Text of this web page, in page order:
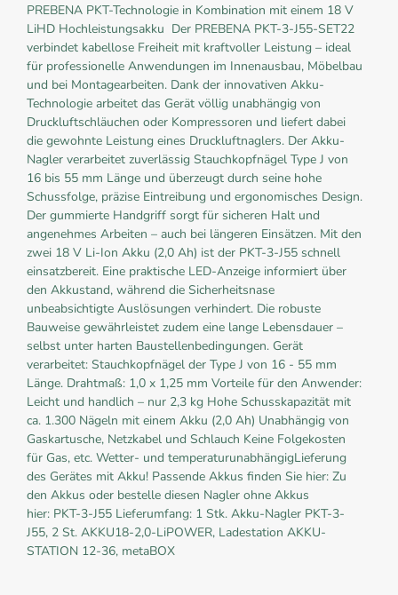
PREBENA PKT-Technologie in Kombination mit einem 18 V
LiHD Hochleistungsakku Der PREBENA PKT-3-J55-SET22
verbindet kabellose Freiheit mit kraftvoller Leistung – ideal
für professionelle Anwendungen im Innenausbau, Möbelbau
und bei Montagearbeiten. Dank der innovativen Akku-
Technologie arbeitet das Gerät völlig unabhängig von
Druckluftschläuchen oder Kompressoren und liefert dabei
die gewohnte Leistung eines Druckluftnaglers. Der Akku-
Nagler verarbeitet zuverlässig Stauchkopfnägel Type J von
16 bis 55 mm Länge und überzeugt durch seine hohe
Schussfolge, präzise Eintreibung und ergonomisches Design.
Der gummierte Handgriff sorgt für sicheren Halt und
angenehmes Arbeiten – auch bei längeren Einsätzen. Mit den
zwei 18 V Li-Ion Akku (2,0 Ah) ist der PKT-3-J55 schnell
einsatzbereit. Eine praktische LED-Anzeige informiert über
den Akkustand, während die Sicherheitsnase
unbeabsichtigte Auslösungen verhindert. Die robuste
Bauweise gewährleistet zudem eine lange Lebensdauer –
selbst unter harten Baustellenbedingungen. Gerät
verarbeitet: Stauchkopfnägel der Type J von 16 - 55 mm
Länge. Drahtmaß: 1,0 x 1,25 mm Vorteile für den Anwender:
Leicht und handlich – nur 2,3 kg Hohe Schusskapazität mit
ca. 1.300 Nägeln mit einem Akku (2,0 Ah) Unabhängig von
Gaskartusche, Netzkabel und Schlauch Keine Folgekosten
für Gas, etc. Wetter- und temperaturunabhängigLieferung
des Gerätes mit Akku! Passende Akkus finden Sie hier: Zu
den Akkus oder bestelle diesen Nagler ohne Akkus
hier: PKT-3-J55 Lieferumfang: 1 Stk. Akku-Nagler PKT-3-
J55, 2 St. AKKU18-2,0-LiPOWER, Ladestation AKKU-
STATION 12-36, metaBOX